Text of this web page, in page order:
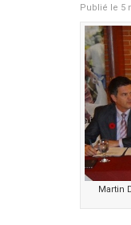
Publié le 5
Martin